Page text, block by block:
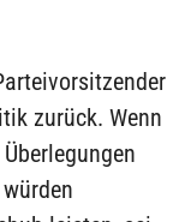
zurück. Wenn